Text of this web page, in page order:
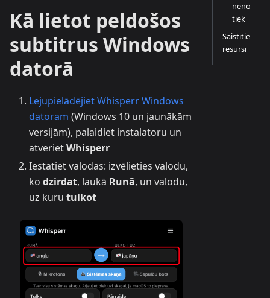
Kā lietot peldošos
subtitrus Windows
datorā
Lejupielādējiet Whisperr Windows
datoram (Windows 10 un jaunākām
versijām), palaidiet instalatoru un
atverietWhisperr
Iestatiet valodas: izvēlieties valodu,
ko dzirdat, laukā Runā, un valodu,
uz kuru tulkot
neno
tiek
Saistītie
resursi